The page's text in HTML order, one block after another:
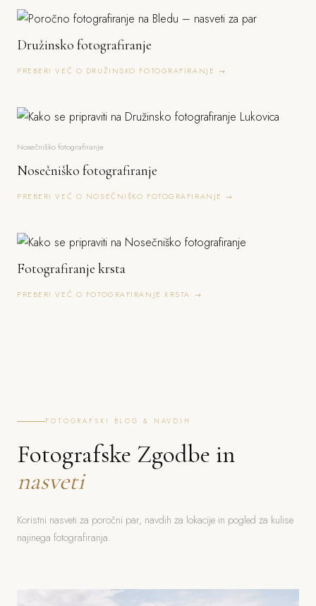
Družinsko fotografiranje
PREBERI VEČ O DRUŽINSKO FOTOGRAFIRANJE →
Nosečniško fotografiranje
Nosečniško fotografiranje
PREBERI VEČ O NOSEČNIŠKO FOTOGRAFIRANJE →
Fotografiranje krsta
PREBERI VEČ O FOTOGRAFIRANJE KRSTA →
FOTOGRAFSKI BLOG & NAVDIH
Fotografske Zgodbe in
nasveti
Koristni nasveti za poročni par, navdih za lokacije in pogled za kulise
najinega fotografiranja.